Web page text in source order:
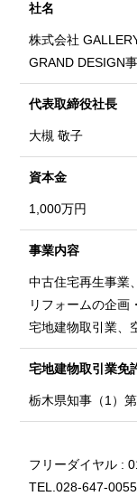
社名
株式会社
GRAND DESIGN
代表取締役社長
大槻 敬子
資本金
1,000万円
事業内容
中古住宅再生事業
リフォームの企画
宅地建物取引業、
宅地建物取引業免
栃木県知事（1）
フリーダイヤル :
TEL.028-647-